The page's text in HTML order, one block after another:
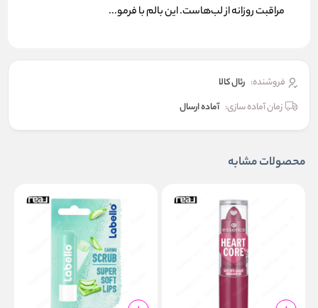
مراقبت روزانه از لب‌هاست. این بالم با فرمو...
فروشنده: رئال كالا
زمان آماده سازی: آماده ارسال
محصولات مشابه